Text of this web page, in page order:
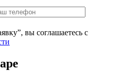
вы соглашаетесь с